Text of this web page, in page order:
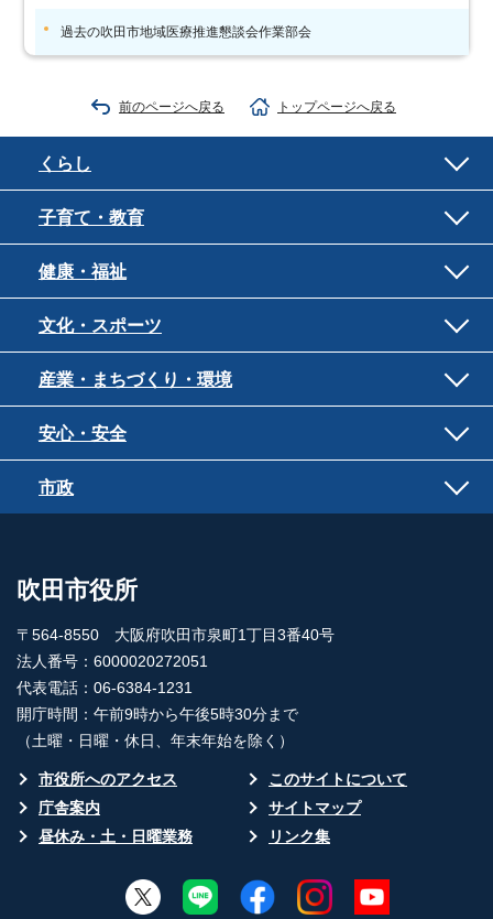
過去の吹田市地域医療推進懇談会作業部会
前のページへ戻る トップページへ戻る
くらし
子育て・教育
健康・福祉
文化・スポーツ
産業・まちづくり・環境
安心・安全
市政
吹田市役所
〒564-8550 大阪府吹田市泉町1丁目3番40号
法人番号：6000020272051
代表電話：06-6384-1231
開庁時間：午前9時から午後5時30分まで
（土曜・日曜・休日、年末年始を除く）
市役所へのアクセス
このサイトについて
庁舎案内
サイトマップ
昼休み・土・日曜業務
リンク集